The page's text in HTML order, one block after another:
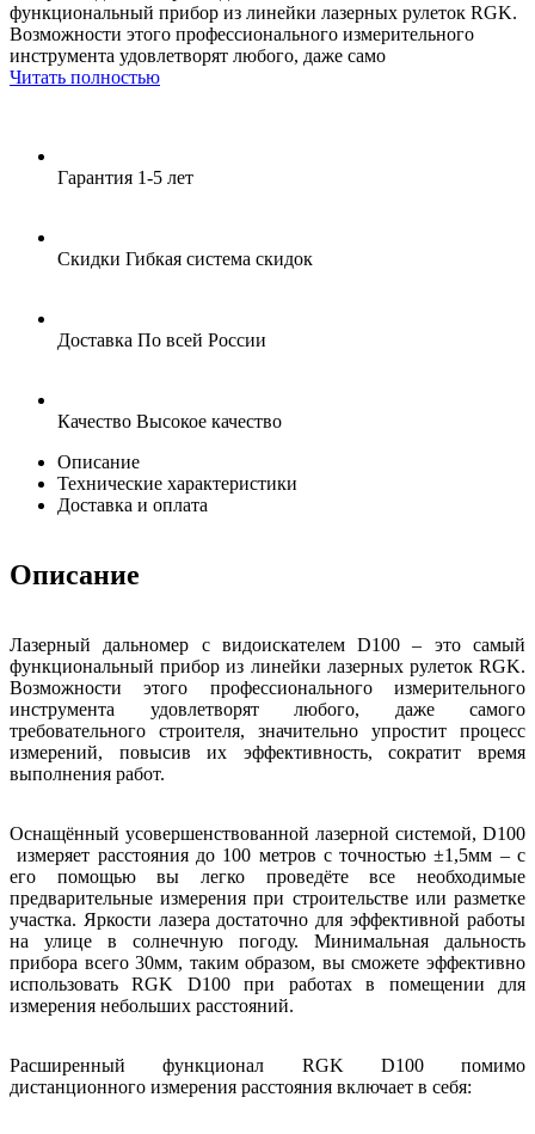
функциональный прибор из линейки лазерных рулеток RGK.
Возможности этого профессионального измерительного
инструмента удовлетворят любого, даже само
Читать полностью
Гарантия 1-5 лет
Скидки Гибкая система скидок
Доставка По всей России
Качество Высокое качество
Описание
Технические характеристики
Доставка и оплата
Описание
Лазерный дальномер с видоискателемD100 – это самый
функциональный прибор из линейки лазерных рулеток RGK.
Возможности этого профессионального измерительного
инструмента удовлетворят любого, даже самого
требовательного строителя, значительно упростит процесс
измерений, повысив их эффективность, сократит время
выполнения работ.
Оснащённый усовершенствованной лазерной системой, D100
измеряет расстояния до 100 метров с точностью ±1,5мм – с
его помощью вы легко проведёте все необходимые
предварительные измерения при строительстве или разметке
участка. Яркости лазера достаточно для эффективной работы
на улице в солнечную погоду. Минимальная дальность
прибора всего 30мм, таким образом, вы сможете эффективно
использоватьRGK D100 при работах в помещении для
измерения небольших расстояний.
Расширенный функционал RGK D100помимо
дистанционного измерения расстояния включает в себя: